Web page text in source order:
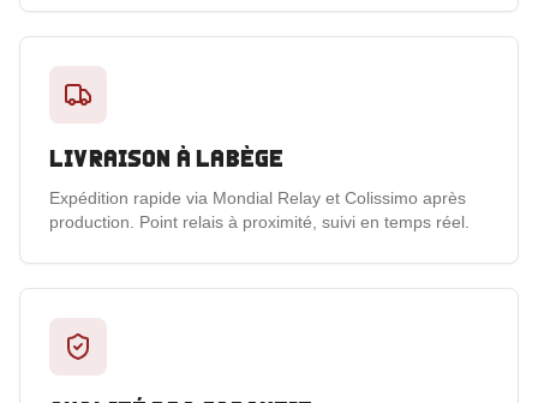
Livraison à Labège
Expédition rapide via Mondial Relay et Colissimo après
production. Point relais à proximité, suivi en temps réel.